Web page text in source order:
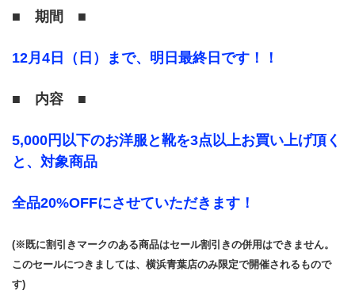
■ 期間 ■
12月4日（日）まで、明日最終日です！！
■ 内容 ■
5,000円以下のお洋服と靴を3点以上お買い上げ頂く
と、対象商品
全品20%OFFにさせていただきます！
(※既に割引きマークのある商品はセール割引きの併用はできません。
このセールにつきましては、横浜青葉店のみ限定で開催されるもので
す)